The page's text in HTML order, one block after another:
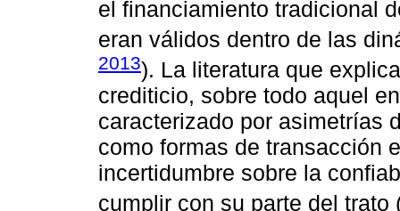
el financiamiento tradicional
eran válidos dentro de las
2013). La literatura que
crediticio, sobre todo aquel
caracterizado por asimetrías
como formas de transacción
incertidumbre sobre la
cumplir con su parte del trato